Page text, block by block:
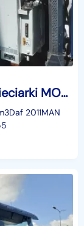
MAN śmieciarka zabudowa śmieciarki MOL VDK PUSHER 20m3 śmieciarka zabudowa śmieciarki MOL VDK PUSHER 20m3
2011MAN